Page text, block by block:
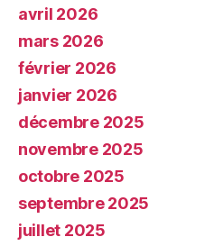
avril 2026
mars 2026
février 2026
janvier 2026
décembre 2025
novembre 2025
octobre 2025
septembre 2025
juillet 2025